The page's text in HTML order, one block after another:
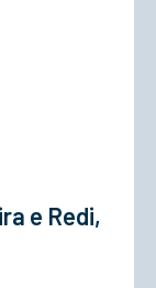
e Redi,